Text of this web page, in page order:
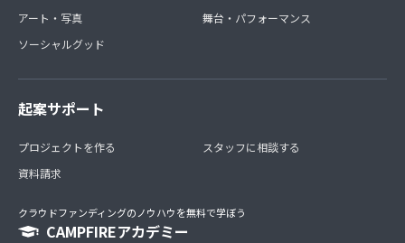
アート・写真
ソーシャルグッド
舞台・パフォーマンス
起案サポート
プロジェクトを作る
資料請求
スタッフに相談する
クラウドファンディングのノウハウを無料で学ぼう
CAMPFIREアカデミー